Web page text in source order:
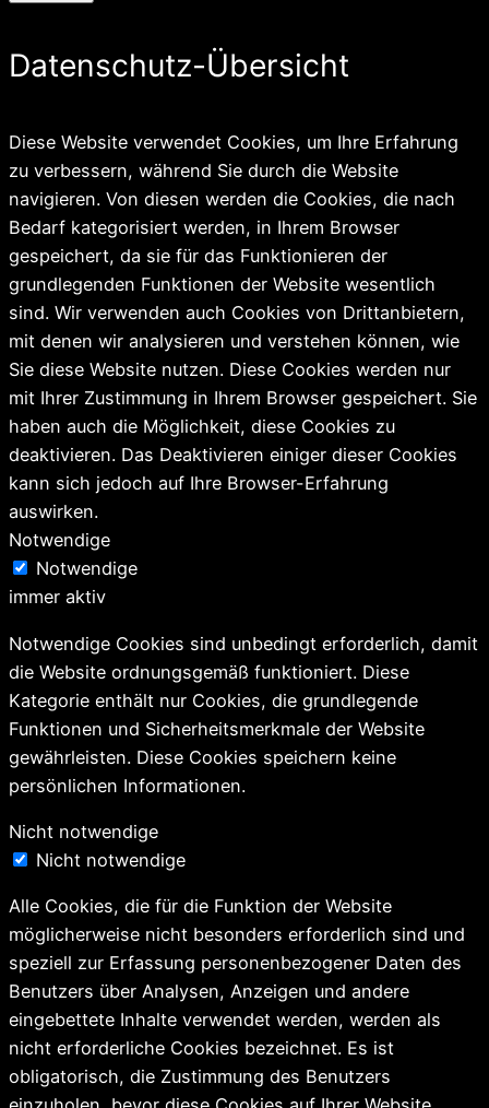
Datenschutz-Übersicht
Diese Website verwendet Cookies, um Ihre Erfahrung
zu verbessern, während Sie durch die Website
navigieren. Von diesen werden die Cookies, die nach
Bedarf kategorisiert werden, in Ihrem Browser
gespeichert, da sie für das Funktionieren der
grundlegenden Funktionen der Website wesentlich
sind. Wir verwenden auch Cookies von Drittanbietern,
mit denen wir analysieren und verstehen können, wie
Sie diese Website nutzen. Diese Cookies werden nur
mit Ihrer Zustimmung in Ihrem Browser gespeichert. Sie
haben auch die Möglichkeit, diese Cookies zu
deaktivieren. Das Deaktivieren einiger dieser Cookies
kann sich jedoch auf Ihre Browser-Erfahrung
auswirken.
Notwendige
Notwendige
immer aktiv
Notwendige Cookies sind unbedingt erforderlich, damit
die Website ordnungsgemäß funktioniert. Diese
Kategorie enthält nur Cookies, die grundlegende
Funktionen und Sicherheitsmerkmale der Website
gewährleisten. Diese Cookies speichern keine
persönlichen Informationen.
Nicht notwendige
Nicht notwendige
Alle Cookies, die für die Funktion der Website
möglicherweise nicht besonders erforderlich sind und
speziell zur Erfassung personenbezogener Daten des
Benutzers über Analysen, Anzeigen und andere
eingebettete Inhalte verwendet werden, werden als
nicht erforderliche Cookies bezeichnet. Es ist
obligatorisch, die Zustimmung des Benutzers